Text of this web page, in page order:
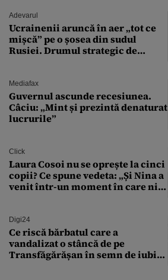
Adevarul
Ucrainenii aruncă în aer „tot ce
mișcă” pe o șosea din sudul
Rusiei. Drumul strategic de
Mediafax
Guvernul ascunde recesiunea.
Câciu: „Mint și prezintă denaturat
lucrurile”
Click
Laura Cosoi nu se oprește la cinci
copii? Ce spune vedeta: „Și Nina a
venit într-un moment în care nici
Digi24
Ce riscă bărbatul care a
vandalizat o stâncă de pe
Transfăgărășan în semn de iubire